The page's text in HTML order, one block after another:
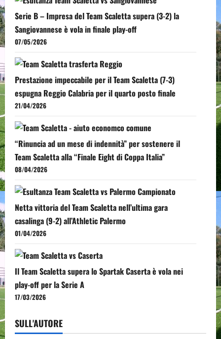
Serie B – Impresa del Team Scaletta supera (3-2) la
Sangiovannese è vola in finale play-off
07/05/2026
Prestazione impeccabile per il Team Scaletta (7-3)
espugna Reggio Calabria per il quarto posto finale
21/04/2026
“Rinuncia ad un mese di indennità” per sostenere il
Team Scaletta alla “Finale Eight di Coppa Italia”
08/04/2026
Netta vittoria del Team Scaletta nell’ultima gara
casalinga (9-2) all’Athletic Palermo
01/04/2026
Il Team Scaletta supera lo Spartak Caserta è vola nei
play-off per la Serie A
17/03/2026
SULL'AUTORE